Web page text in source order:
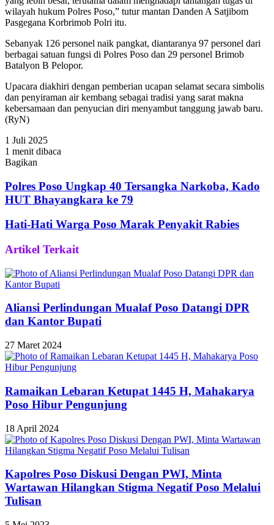
wilayah hukum Polres Poso,” tutur mantan Danden A Satjibom
Pasgegana Korbrimob Polri itu.
Sebanyak 126 personel naik pangkat, diantaranya 97 personel dari
berbagai satuan fungsi di Polres Poso dan 29 personel Brimob
Batalyon B Pelopor.
Upacara diakhiri dengan pemberian ucapan selamat secara simbolis
dan penyiraman air kembang sebagai tradisi yang sarat makna
kebersamaan dan penyucian diri menyambut tanggung jawab baru.
(RyN)
1 Juli 2025
1 menit dibaca
Bagikan
via
Email
Polres Poso Ungkap 40 Tersangka Narkoba, Kado
HUT Bhayangkara ke 79
Hati-Hati Warga Poso Marak Penyakit Rabies
Artikel Terkait
Aliansi Perlindungan Mualaf Poso Datangi DPR
dan Kantor Bupati
27 Maret 2024
Ramaikan Lebaran Ketupat 1445 H, Mahakarya
Poso Hibur Pengunjung
18 April 2024
Kapolres Poso Diskusi Dengan PWI, Minta
Wartawan Hilangkan Stigma Negatif Poso Melalui
Tulisan